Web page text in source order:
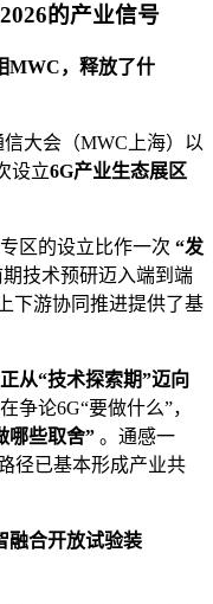
的产业信号
MWC，释放了什
大会（MWC上海）以
设立6G产业生态展区
区的设立比作一次 “发
技术预研迈入端到端
下游协同推进提供了基
从“技术探索期”迈向
争论6G“要做什么”，
哪些取舍” 。通感一
径已基本形成产业共
融合开放试验装